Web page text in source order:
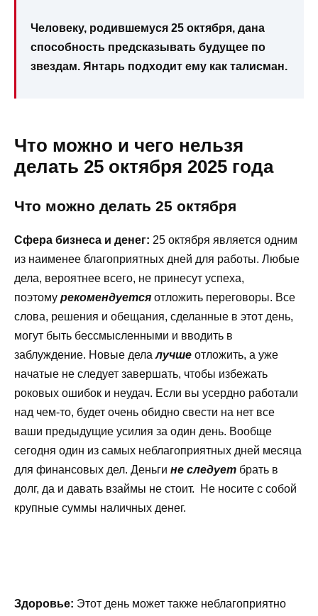
Человеку, родившемуся 25 октября, дана
способность предсказывать будущее по
звездам. Янтарь подходит ему как талисман.
Что можно и чего нельзя
делать 25 октября 2025 года
Что можно делать 25 октября
Сфера бизнеса и денег: 25 октября является одним
из наименее благоприятных дней для работы. Любые
дела, вероятнее всего, не принесут успеха,
поэтому рекомендуется отложить переговоры. Все
слова, решения и обещания, сделанные в этот день,
могут быть бессмысленными и вводить в
заблуждение. Новые делалучше отложить, а уже
начатые не следует завершать, чтобы избежать
роковых ошибок и неудач. Если вы усердно работали
над чем-то, будет очень обидно свести на нет все
ваши предыдущие усилия за один день. Вообще
сегодня один из самых неблагоприятных дней месяца
для финансовых дел. Деньги не следует брать в
долг, да и давать взаймы не стоит. Не носите с собой
крупные суммы наличных денег.
Здоровье: Этот день может также неблагоприятно